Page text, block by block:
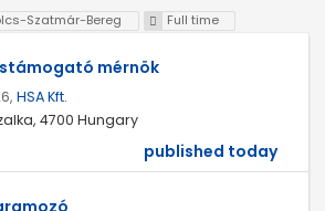
Szatmár-Bereg Full time
mérnök
HSA Kft.
4700 Hungary
published today